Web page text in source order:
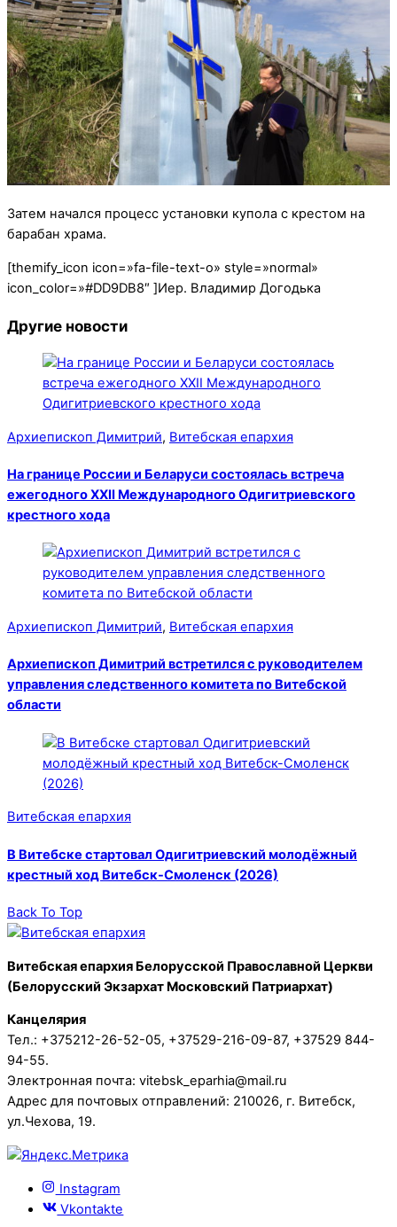
Затем начался процесс установки купола с крестом на
барабан храма.
[themify_icon icon=»fa-file-text-o» style=»normal»
icon_color=»#DD9DB8″ ]Иер. Владимир Догодька
Другие новости
Архиепископ Димитрий, Витебская епархия
На границе России и Беларуси состоялась встреча
ежегодного XXII Международного Одигитриевского
крестного хода
Архиепископ Димитрий, Витебская епархия
Архиепископ Димитрий встретился с руководителем
управления следственного комитета по Витебской
области
Витебская епархия
В Витебске стартовал Одигитриевский молодёжный
крестный ход Витебск-Смоленск (2026)
Back To Top
Витебская епархия Белорусской Православной Церкви
(Белорусский Экзархат Московский Патриархат)
Канцелярия
Тел.: +375212-26-52-05, +37529-216-09-87, +37529 844-
94-55.
Электронная почта: vitebsk_eparhia@mail.ru
Адрес для почтовых отправлений: 210026, г. Витебск,
ул.Чехова, 19.
Instagram
Vkontakte